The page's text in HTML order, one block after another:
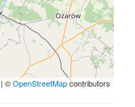
|©OpenStreetMapcontributors